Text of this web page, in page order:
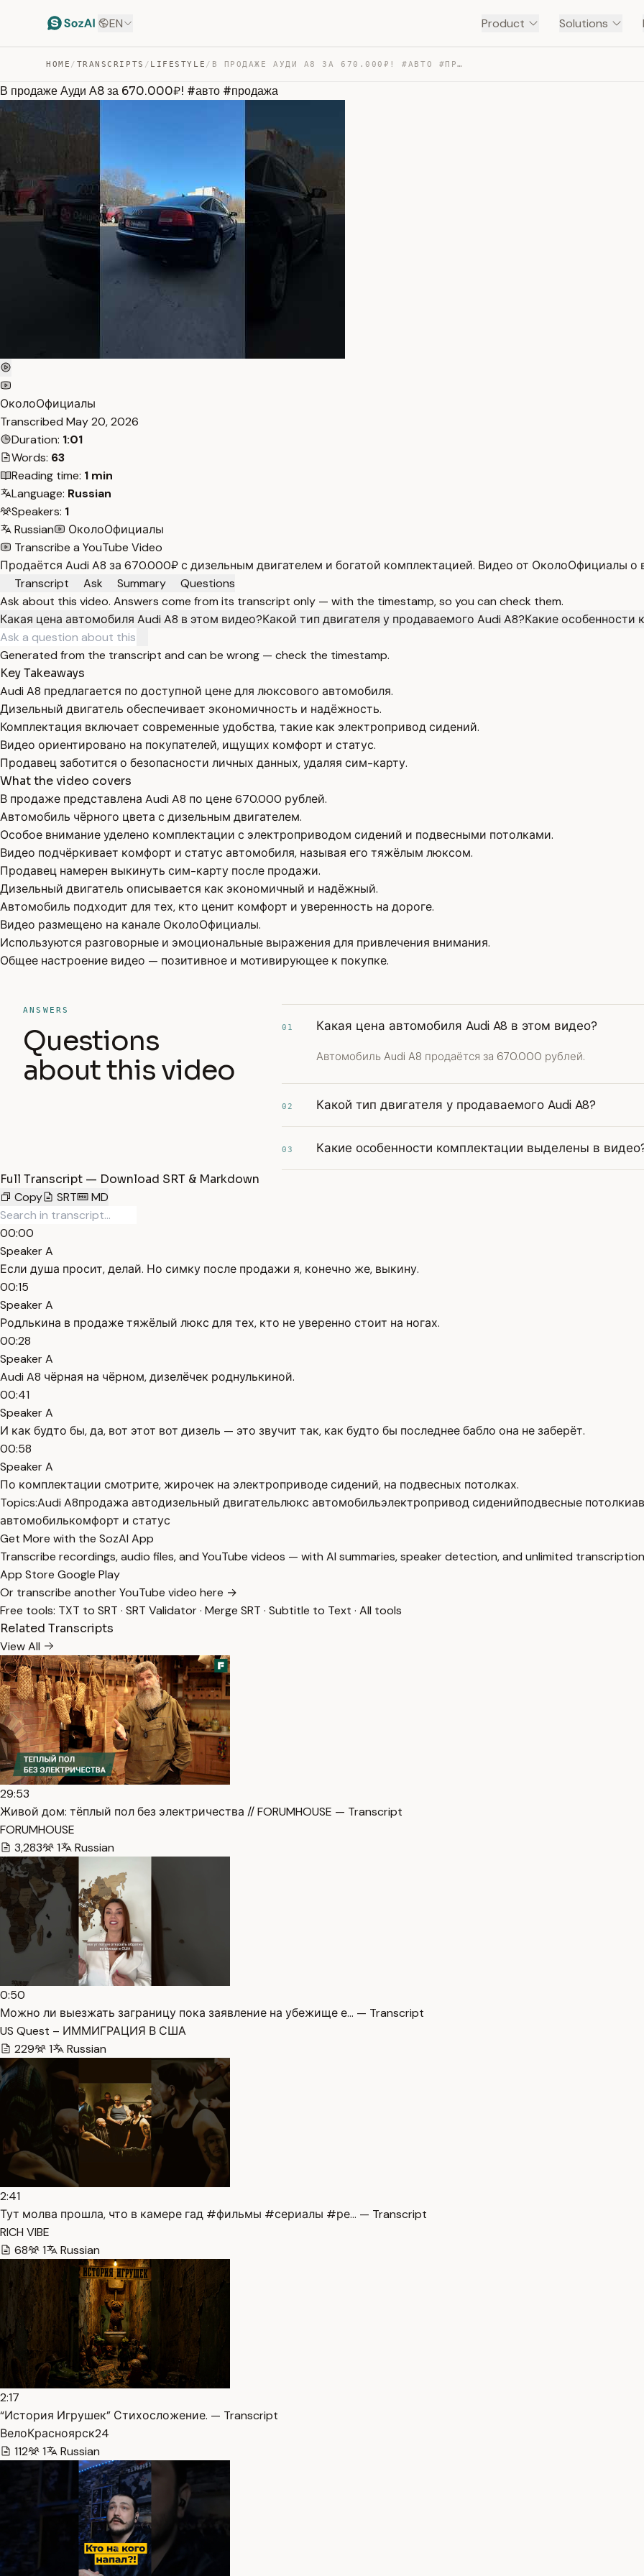
EN Product Solutions
HOME / TRANSCRIPTS / LIFESTYLE / В ПРОДАЖЕ АУДИ А8 ЗА 670.000₽! #АВТО #ПРОДАЖА — TRANSCRIPT
В продаже Ауди А8 за 670.000₽! #авто #продажа
ОколоОфициалы
Transcribed May 20, 2026
Duration: 1:01
Words: 63
Reading time: 1 min
Language: Russian
Speakers: 1
Russian
ОколоОфициалы
Transcribe a YouTube Video
Продаётся Audi A8 за 670.000₽ с дизельным двигателем и богатой комплектацией. Видео от ОколоОфициалы о
Transcript
Ask Summary
Questions
Ask about this video. Answers come from its transcript only — with the timestamp, so you can check them.
Какая цена автомобиля Audi A8 в этом видео?Какой тип двигателя у продаваемого Audi A8?Какие особенности
Generated from the transcript and can be wrong — check the timestamp.
Key Takeaways
Audi A8 предлагается по доступной цене для люксового автомобиля.
Дизельный двигатель обеспечивает экономичность и надёжность.
Комплектация включает современные удобства, такие как электропривод сидений.
Видео ориентировано на покупателей, ищущих комфорт и статус.
Продавец заботится о безопасности личных данных, удаляя сим-карту.
What the video covers
В продаже представлена Audi A8 по цене 670.000 рублей.
Автомобиль чёрного цвета с дизельным двигателем.
Особое внимание уделено комплектации с электроприводом сидений и подвесными потолками.
Видео подчёркивает комфорт и статус автомобиля, называя его тяжёлым люксом.
Продавец намерен выкинуть сим-карту после продажи.
Дизельный двигатель описывается как экономичный и надёжный.
Автомобиль подходит для тех, кто ценит комфорт и уверенность на дороге.
Видео размещено на канале ОколоОфициалы.
Используются разговорные и эмоциональные выражения для привлечения внимания.
Общее настроение видео — позитивное и мотивирующее к покупке.
ANSWERS
Questions
about this video
01 Какая цена автомобиля Audi A8 в этом видео?
Автомобиль Audi A8 продаётся за 670.000 рублей.
02 Какой тип двигателя у продаваемого Audi A8?
03 Какие особенности комплектации выделены в
Full Transcript — Download SRT & Markdown
Copy
SRT MD
00:00
Speaker A
Если душа просит, делай. Но симку после продажи я, конечно же, выкину.
00:15
Speaker A
Родлькина в продаже тяжёлый люкс для тех, кто не уверенно стоит на ногах.
00:28
Speaker A
Audi A8 чёрная на чёрном, дизелёчек роднулькиной.
00:41
Speaker A
И как будто бы, да, вот этот вот дизель — это звучит так, как будто бы последнее бабло она не заберёт.
00:58
Speaker A
По комплектации смотрите, жирочек на электроприводе сидений, на подвесных потолках.
Topics:Audi A8продажа автодизельный двигательлюкс автомобильэлектропривод сиденийподвесные потолки
автомобилькомфорт и статус
Get More with the SozAI App
Transcribe recordings, audio files, and YouTube videos — with AI summaries, speaker detection, and unlimited
App Store Google Play
Or transcribe another YouTube video here →
Free tools: TXT to SRT · SRT Validator· Merge SRT · Subtitle to Text · All tools
Related Transcripts
View All
29:53
Живой дом: тёплый пол без электричества // FORUMHOUSE — Transcript
FORUMHOUSE
3,283
1 Russian
0:50
Можно ли выезжать заграницу пока заявление на убежище е… — Transcript
US Quest – ИММИГРАЦИЯ В США
229
1 Russian
2:41
Тут молва прошла, что в камере гад #фильмы #сериалы #ре… — Transcript
RICH VIBE
68
1 Russian
2:17
“История Игрушек” Стихосложение. — Transcript
ВелоКрасноярск24
112
1 Russian